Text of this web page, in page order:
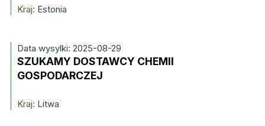
Kraj: Estonia
Data wysylki: 2025-08-29
SZUKAMY DOSTAWCY CHEMII
GOSPODARCZEJ
Kraj: Litwa